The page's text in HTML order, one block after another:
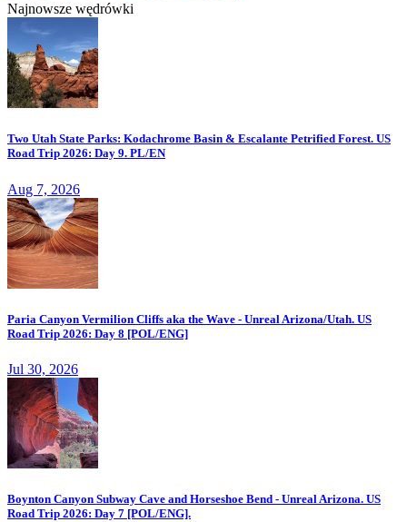
Najnowsze wędrówki
Two Utah State Parks: Kodachrome Basin & Escalante Petrified Forest. US
Road Trip 2026: Day 9. PL/EN
Aug 7, 2026
Paria Canyon Vermilion Cliffs aka the Wave - Unreal Arizona/Utah. US
Road Trip 2026: Day 8 [POL/ENG]
Jul 30, 2026
Boynton Canyon Subway Cave and Horseshoe Bend - Unreal Arizona. US
Road Trip 2026: Day 7 [POL/ENG].